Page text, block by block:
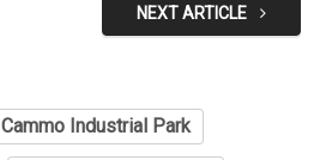
NEXT ARTICLE
Cammo Industrial Park